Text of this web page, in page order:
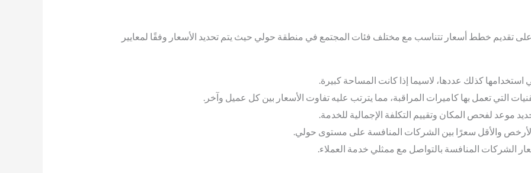
تقديم خطط أسعار تتناسب مع مختلف فئات المجتمع في منطقة حولي حيث يتم تحديد الأسعار وفقًا لمعايير
كذلك عددها، لاسيما إذا كانت المساحة كبيرة.
التي تعمل بها كاميرات المراقبة، مما يترتب عليه تفاوت الأسعار بين كل عميل وآخر.
موعد لفحص المكان وتقييم التكلفة الإجمالية للخدمة.
الأرخص والأقل سعرًا بين الشركات المنافسة على مستوى حولي.
الشركات المنافسة بالتواصل مع ممثلي خدمة العملاء.